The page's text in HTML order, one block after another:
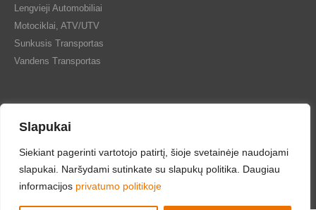
Slapukai
Siekiant pagerinti vartotojo patirtį, šioje svetainėje naudojami
slapukai. Naršydami sutinkate su slapukų politika. Daugiau
informacijos privatumo politikoje
Lengvieji Automobiliai
Motociklai, ATV/UTV
Sunkusis Transportas
Vandens Transportas
Tepalų Bazė © 2024 Visos teisės saugomos